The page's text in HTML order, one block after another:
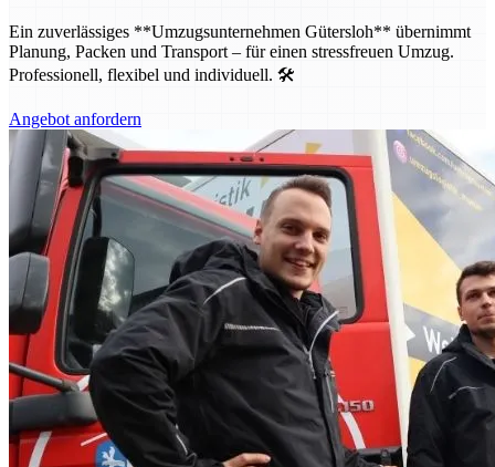
Ein zuverlässiges **Umzugsunternehmen Gütersloh** übernimmt
Planung, Packen und Transport – für einen stressfreuen Umzug.
Professionell, flexibel und individuell. 🛠️
Angebot anfordern